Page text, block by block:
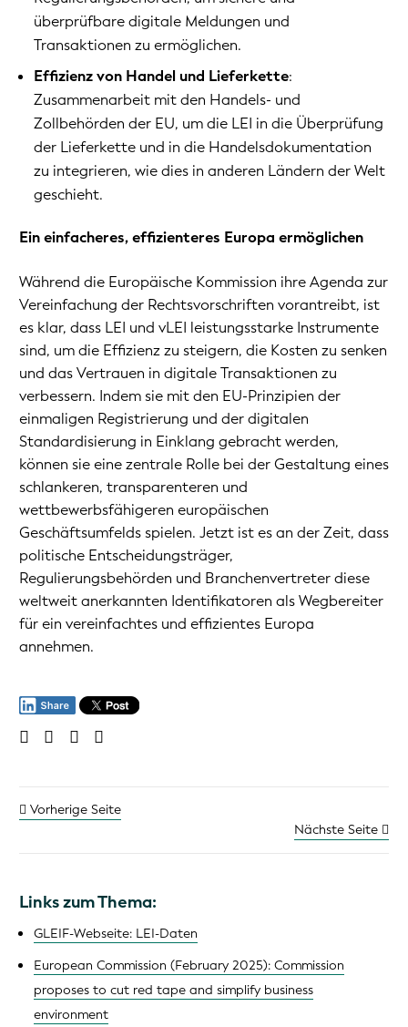
überprüfbare digitale Meldungen und
Transaktionen zu ermöglichen.
Effizienz von Handel und Lieferkette:
Zusammenarbeit mit den Handels- und
Zollbehörden der EU, um die LEI in die Überprüfung
der Lieferkette und in die Handelsdokumentation
zu integrieren, wie dies in anderen Ländern der Welt
geschieht.
Ein einfacheres, effizienteres Europa ermöglichen
Während die Europäische Kommission ihre Agenda zur
Vereinfachung der Rechtsvorschriften vorantreibt, ist
es klar, dass LEI und vLEI leistungsstarke Instrumente
sind, um die Effizienz zu steigern, die Kosten zu senken
und das Vertrauen in digitale Transaktionen zu
verbessern. Indem sie mit den EU-Prinzipien der
einmaligen Registrierung und der digitalen
Standardisierung in Einklang gebracht werden,
können sie eine zentrale Rolle bei der Gestaltung eines
schlankeren, transparenteren und
wettbewerbsfähigeren europäischen
Geschäftsumfelds spielen. Jetzt ist es an der Zeit, dass
politische Entscheidungsträger,
Regulierungsbehörden und Branchenvertreter diese
weltweit anerkannten Identifikatoren als Wegbereiter
für ein vereinfachtes und effizientes Europa
annehmen.
Vorherige Seite
Nächste Seite
Links zum Thema:
GLEIF-Webseite: LEI-Daten
European Commission (February 2025): Commission
proposes to cut red tape and simplify business
environment